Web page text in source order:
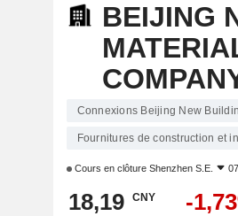
BEIJING
Connexions Beijing New
Fournitures de construction et
Cours en clôture Shenzhen S.E.
18,19 CNY -